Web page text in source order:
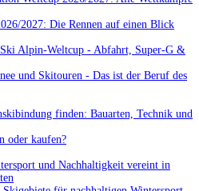
2027: Die Rennen auf einen Blick
Alpin-Weltcup - Abfahrt, Super-G &
und Skitouren - Das ist der Beruf des
finden: Bauarten, Technik und
oder kaufen?
und Nachhaltigkeit vereint in